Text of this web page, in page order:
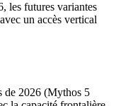
les futures variantes
un accès vertical
de 2026 (Mythos 5